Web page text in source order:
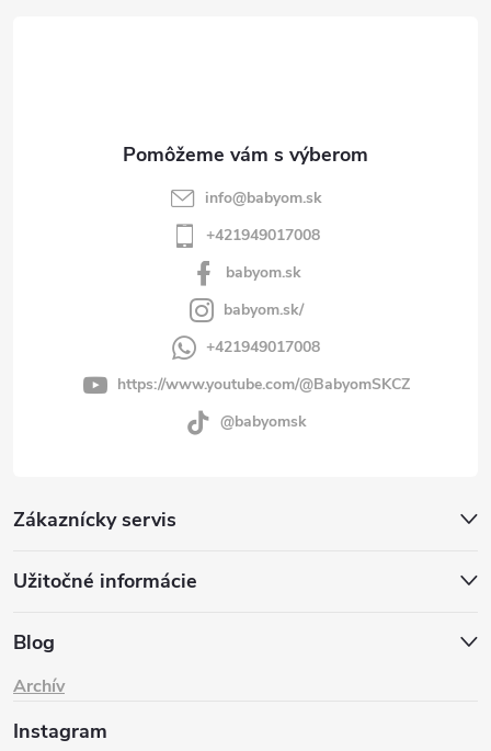
Zákaznícky servis
Užitočné informácie
Blog
Archív
info@babyom.sk
+421949017008
babyom.sk
babyom.sk/
+421949017008
https://www.youtube.com/@BabyomSKCZ
@babyomsk
Instagram